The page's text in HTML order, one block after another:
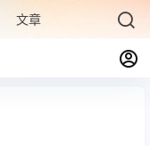
文章专题 最新文章